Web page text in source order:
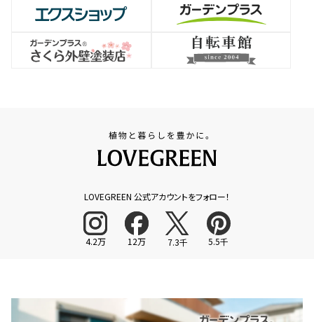
LOVEGREEN 公式アカウントをフォロー！
4.2万 12万 7.3千 5.5千